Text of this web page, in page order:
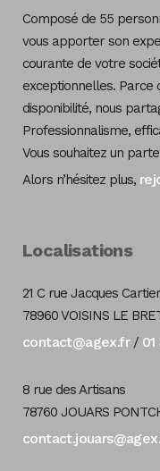
Composé de 55
vous apporter son
courante de votre
exceptionnelles. Parce
disponibilité, nous
Professionnalisme,
Vous souhaitez un
Alors n’hésitez plus,
Localisations
21 C rue Jacques Cartier
78960 VOISINS LE
contact@agex.fr/
8 rue des Artisans
78760 JOUARS